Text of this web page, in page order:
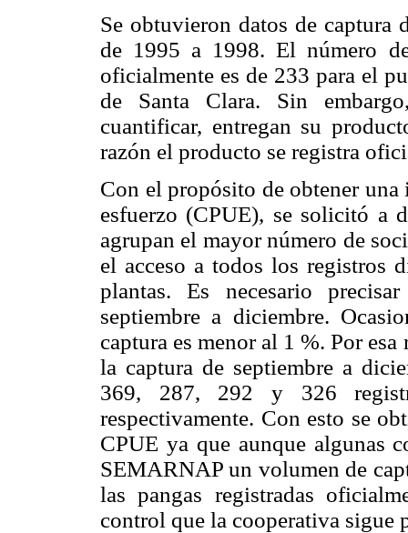
Se obtuvieron datos de captura
de 1995 a 1998. El número
oficialmente es de 233 para el
de Santa Clara. Sin
cuantificar, entregan su
razón el producto se registra
Con el propósito de obtener una
esfuerzo (CPUE), se solicitó a
agrupan el mayor número de
el acceso a todos los registros
plantas. Es necesario
septiembre a diciembre.
captura es menor al 1 %. Por
la captura de septiembre a
369, 287, 292 y 326
respectivamente. Con esto se
CPUE ya que aunque algunas
SEMARNAP un volumen de
las pangas registradas
control que la cooperativa sigue